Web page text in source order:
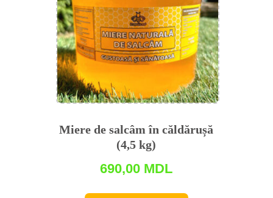
Miere de salсâm în căldărușă
(4,5 kg)
690,00 MDL